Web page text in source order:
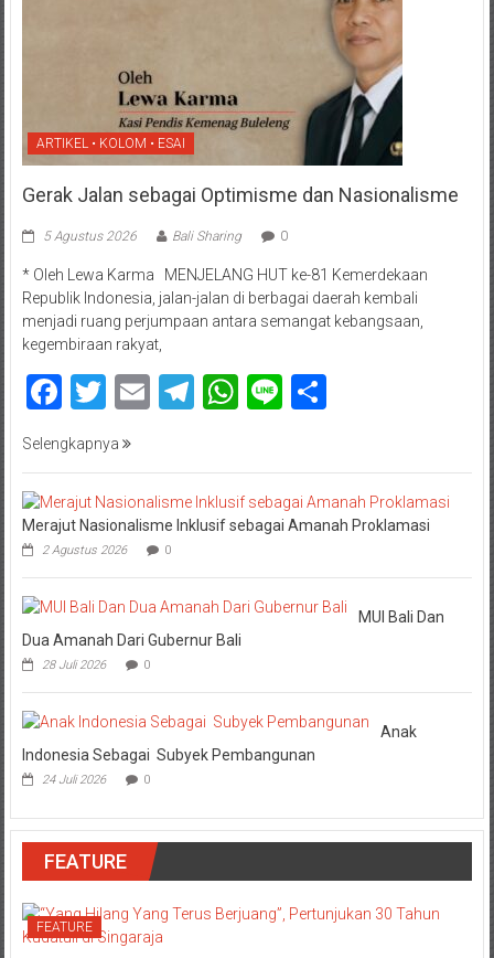
ARTIKEL • KOLOM • ESAI
Gerak Jalan sebagai Optimisme dan Nasionalisme
5 Agustus 2026 Bali Sharing 0
* Oleh Lewa Karma MENJELANG HUT ke-81 Kemerdekaan
Republik Indonesia, jalan-jalan di berbagai daerah kembali
menjadi ruang perjumpaan antara semangat kebangsaan,
kegembiraan rakyat,
Facebook
Twitter
EmailTelegram
WhatsApp
LineShare
Selengkapnya
Merajut Nasionalisme Inklusif sebagai Amanah Proklamasi
2 Agustus 2026 0
MUI Bali Dan
Dua Amanah Dari Gubernur Bali
28 Juli 2026 0
Anak
Indonesia Sebagai Subyek Pembangunan
24 Juli 2026 0
FEATURE
FEATURE